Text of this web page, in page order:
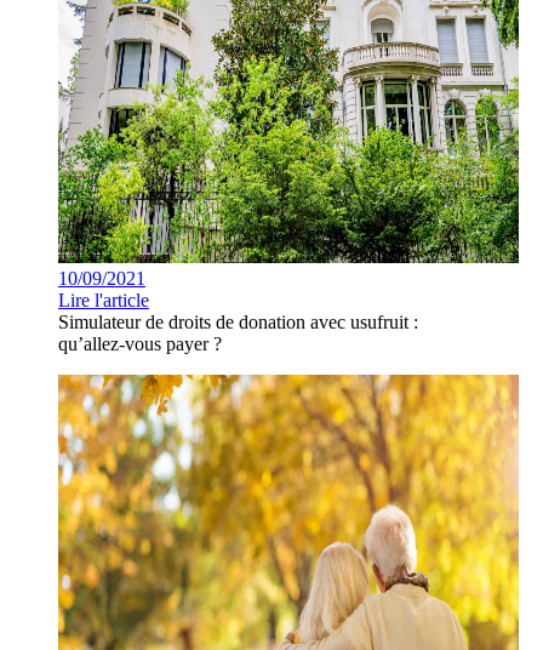
10/09/2021
Lire l'article
Simulateur de droits de donation avec usufruit :
qu’allez-vous payer ?